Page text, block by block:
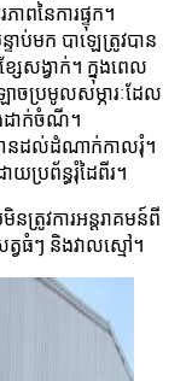
ាពនៃការផ្ទុក។
ទាប់មក បាឡេត្រូវបាន
សែសង្វាក់។ ក្នុងពេល
ចប្រមូលសម្ភារៈដែល
ងដាក់ចំណី។
នដល់ដំណាក់កាលរុំ។
ប្រព័ន្ធរុំដៃពីរ។
រូវការអន្តរាគមន៍ពី
ត្វធំៗ និងវាលស្មៅ។